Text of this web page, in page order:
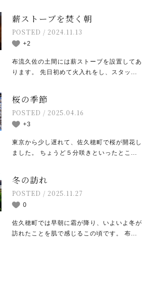
薪ストーブを焚く朝
POSTED / 2024.11.13
+2
布流久佐の土間には薪ストーブを設置してあ
ります。 先日初めて火入れをし、スタッ...
桜の季節
POSTED / 2025.04.16
+3
東京から少し遅れて、佐久穂町で桜が開花し
ました。 ちょうど５分咲きといったとこ...
冬の訪れ
POSTED / 2025.11.27
0
佐久穂町では早朝に霜が降り、いよいよ冬が
訪れたことを肌で感じるこの頃です。 布...